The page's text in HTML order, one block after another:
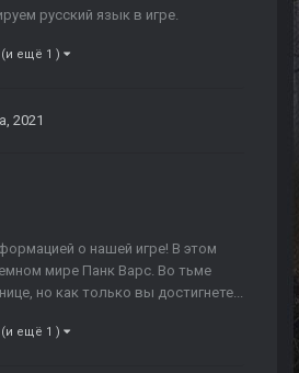
русский язык в игре.
(и ещё 1 )
2021
о нашей игре! В этом
мире Панк Варс. Во тьме
но как только вы достигнете...
(и ещё 1 )